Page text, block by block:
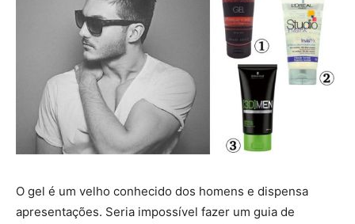
O gel é um velho conhecido dos homens e dispensa
apresentações. Seria impossível fazer um guia de